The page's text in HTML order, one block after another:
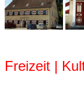
Freizeit |